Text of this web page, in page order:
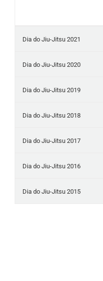
Dia do Jiu-Jitsu 2021
Dia do Jiu-Jitsu 2020
Dia do Jiu-Jitsu 2019
Dia do Jiu-Jitsu 2018
Dia do Jiu-Jitsu 2017
Dia do Jiu-Jitsu 2016
Dia do Jiu-Jitsu 2015